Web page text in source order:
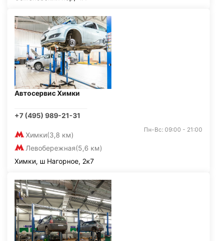
Автосервис Химки
+7 (495) 989-21-31
Химки(3,8 км)
Левобережная(5,6 км)
Пн-Вс: 09:00 - 21:00
Химки, ш Нагорное, 2к7